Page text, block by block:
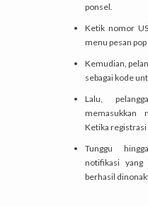
ponsel.
Ketik nomor
menu pesan pop
Kemudian,
sebagai kode
Lalu,
memasukkan
Ketika registrasi
Tunggu
notifikasi yang
berhasil